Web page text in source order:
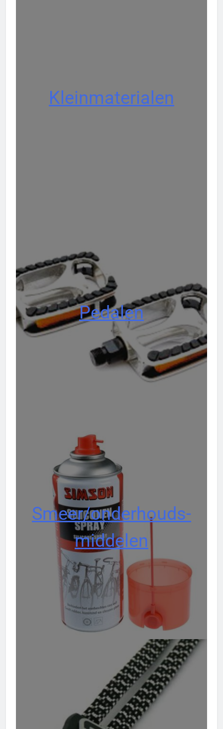
Kleinmaterialen
Pedalen
Smeer/onderhouds-
middelen